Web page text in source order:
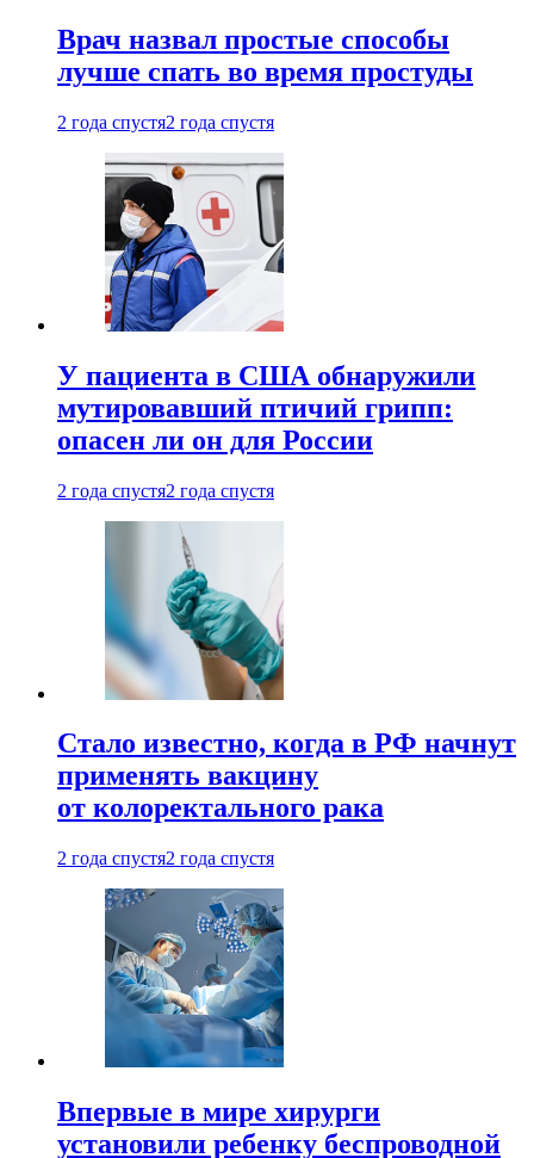
Врач назвал простые способы
лучше спать во время простуды
2 года спустя2 года спустя
У пациента в США обнаружили
мутировавший птичий грипп:
опасен ли он для России
2 года спустя2 года спустя
Стало известно, когда в РФ начнут
применять вакцину
от колоректального рака
2 года спустя2 года спустя
Впервые в мире хирурги
установили ребенку беспроводной